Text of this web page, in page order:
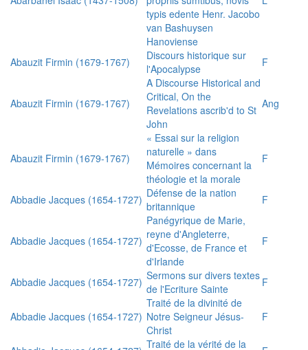
typis edente Henr. Jacobo
van Bashuysen
Hanoviense
Abauzit Firmin (1679-1767)
Discours historique sur
l'Apocalypse
F
Abauzit Firmin (1679-1767)
A Discourse Historical and
Critical, On the
Revelations ascrib'd to St
John
Ang
Abauzit Firmin (1679-1767)
« Essai sur la religion
naturelle » dans
Mémoires concernant la
théologie et la morale
F
Abbadie Jacques (1654-1727) Défense de la nation
britannique
F
Abbadie Jacques (1654-1727)
Panégyrique de Marie,
reyne d'Angleterre,
d'Ecosse, de France et
d'Irlande
F
Abbadie Jacques (1654-1727) Sermons sur divers textes
de l'Ecriture Sainte
F
Abbadie Jacques (1654-1727)
Traité de la divinité de
Notre Seigneur Jésus-
Christ
F
Traité de la vérité de la